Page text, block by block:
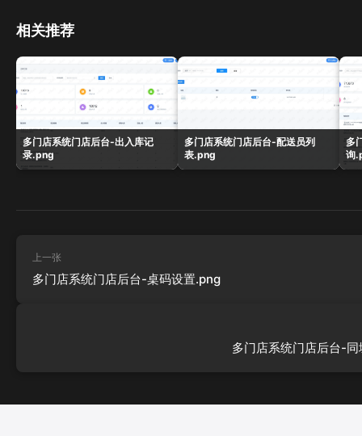
相关推荐
多门店系统门店后台-出入库记
录.png
多门店系统门店后台-配送员列
表.png
多
询
上一张
多门店系统门店后台-桌码设置.png
多门店系统门店后台-